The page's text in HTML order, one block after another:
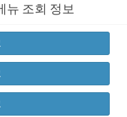
뉴 조회 정보